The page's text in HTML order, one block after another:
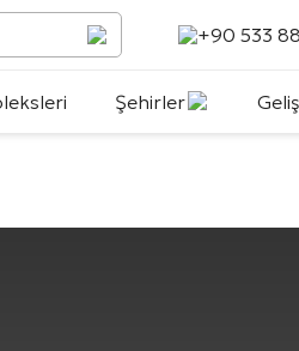
+90 533
Şehirler